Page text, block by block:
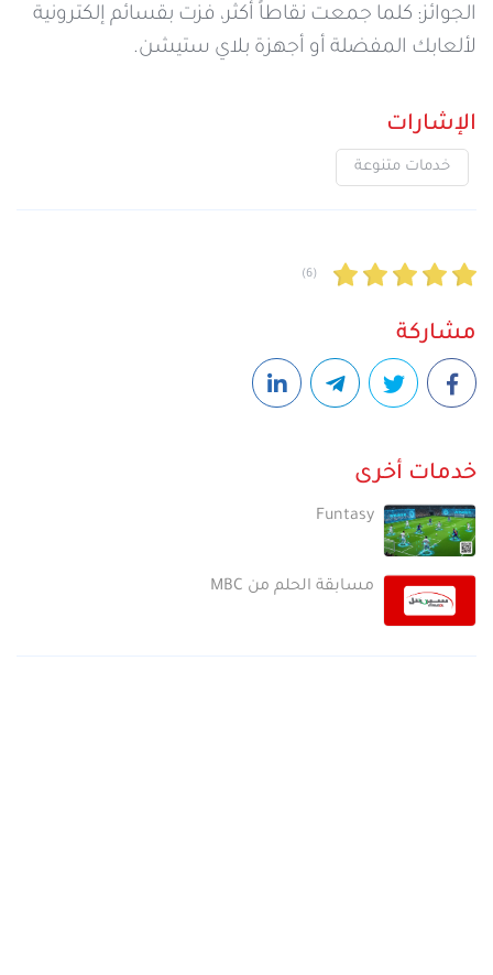
الإشارات
خدمات متنوعة
(6)
مشاركة
خدمات أخرى
Funtasy
مسابقة الحلم من MBC
الجوائز: كلما جمعت نقاطاً أكثر، فزت بقسائم إلكترونية
لألعابك المفضلة أو أجهزة بلاي ستيشن.